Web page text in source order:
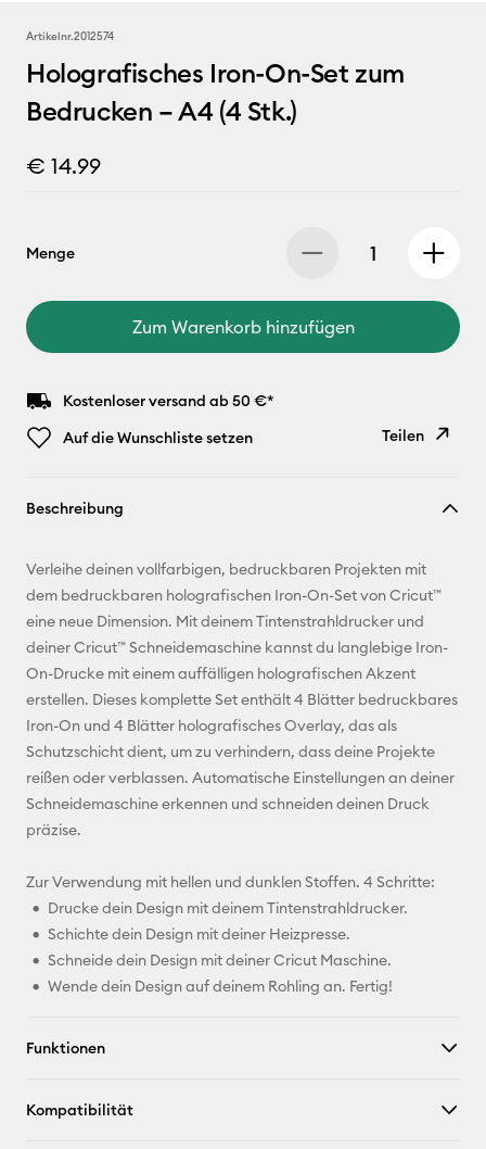
Artikelnr.2012574
Holografisches Iron-On-Set zum
Bedrucken – A4 (4 Stk.)
€ 14.99
Menge
Zum Warenkorb hinzufügen
Kostenloser versand ab 50 €*
Auf die Wunschliste setzen
Teilen
E-Mail-
Adresse
Pinterest
Facebook
X
Beschreibung
Verleihe deinen vollfarbigen, bedruckbaren Projekten mit
dem bedruckbaren holografischen Iron-On-Set von Cricut™
eine neue Dimension. Mit deinem Tintenstrahldrucker und
deiner Cricut™ Schneidemaschine kannst du langlebige Iron-
On-Drucke mit einem auffälligen holografischen Akzent
erstellen. Dieses komplette Set enthält 4 Blätter bedruckbares
Iron-On und 4 Blätter holografisches Overlay, das als
Schutzschicht dient, um zu verhindern, dass deine Projekte
reißen oder verblassen. Automatische Einstellungen an deiner
Schneidemaschine erkennen und schneiden deinen Druck
präzise.
Zur Verwendung mit hellen und dunklen Stoffen. 4 Schritte:
Drucke dein Design mit deinem Tintenstrahldrucker.
Schichte dein Design mit deiner Heizpresse.
Schneide dein Design mit deiner Cricut Maschine.
Wende dein Design auf deinem Rohling an. Fertig!
Funktionen
Kompatibilität